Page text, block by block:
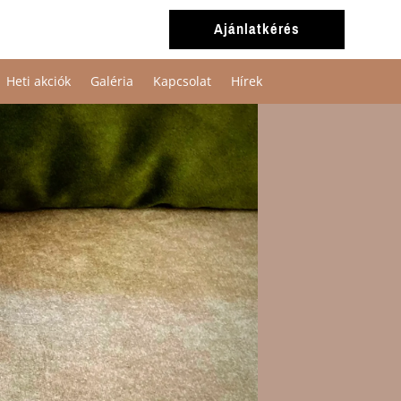
Ajánlatkérés
Heti akciók Galéria Kapcsolat Hírek